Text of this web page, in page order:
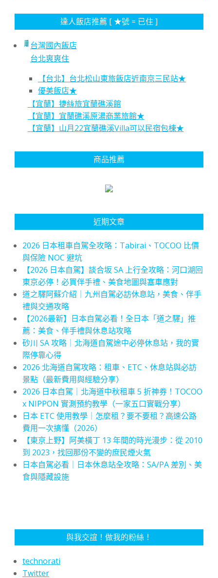
達人飯店推薦 [ ★號 = 已住 ]
台灣國內飯店
台北爽爽住
【台北】台北松山東旅飯店近南京三民站★
優美飯店★
【宜蘭】捷絲旅宜蘭礁溪館
【宜蘭】宜蘭礁溪原湯商業旅館★
【宜蘭】山月22宜蘭礁溪Villa可以民宿包棟★
商品推薦
近期文章
2026 日本租車自駕全攻略：Tabirai、TOCOO 比價
與保險 NOC 避坑
【2026 日本自駕】談合坂 SA 上行全攻略：河口湖回
東京必停！必買伴手禮、美食地圖與塞車應對
道之驛阿蘇介紹｜九州自駕必訪休息站，美食、伴手
禮與交通攻略
【2026最新】日本自駕必看！全日本「道之驛」推
薦：美食、伴手禮與休息站攻略
砂川 SA 攻略｜北海道自駕途中必停休息站，我的實
際停靠心得
2026 北海道自駕攻略：租車、ETC、休息站與必訪
景點（最新費用與經驗分享）
2026 日本自駕｜北海道中秋租車 5 折神券！TOCOO
x NIPPON 實測預約教學（一家五口實戰分享）
日本 ETC 使用教學｜怎麼租？要不要租？高速公路
費用一次搞懂（2026）
【東京上野】阿美橫丁 13 年間的時光漫步：從 2010
到 2023，找回那份不變的庶民煙火氣
日本自駕必看｜日本休息站全攻略：SA/PA 差別、美
食與隱藏設施
與我交誼！做我的粉絲！
technorati
Twitter